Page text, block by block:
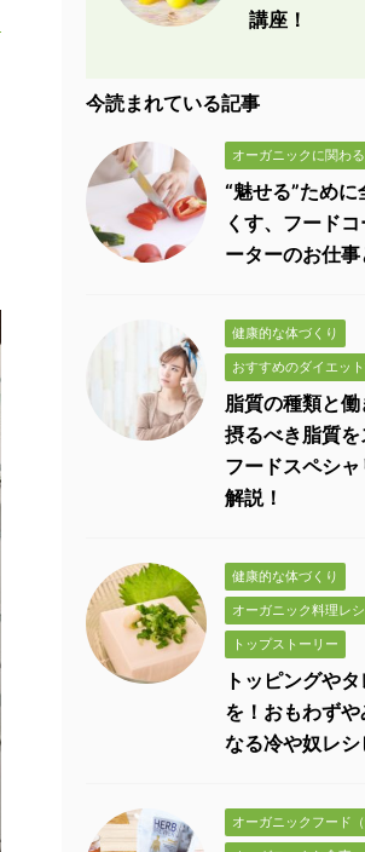
講座！
今読まれている記事
オーガニックに関わ
“魅せる”ために
くす、フード
ーターのお仕
健康的な体づくり
おすすめのダイエッ
脂質の種類と働
摂るべき脂質を
フードスペシ
解説！
健康的な体づくり
オーガニック料理レ
トップストーリー
トッピングや
を！おもわず
なる冷や奴レシ
オーガニックフード